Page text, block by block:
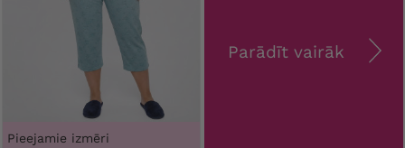
Pieejamie izmēri
Parādīt vairāk